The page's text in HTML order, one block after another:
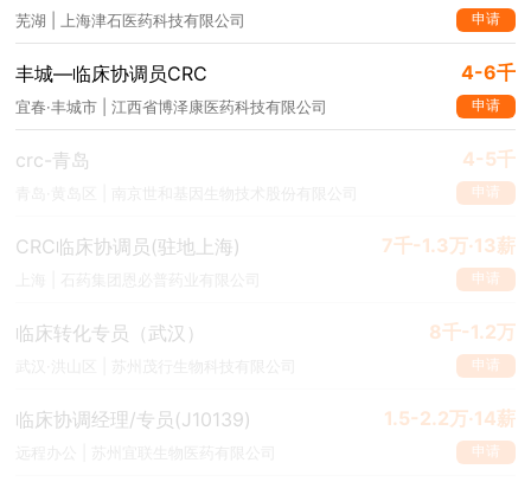
芜湖 | 上海津石医药科技有限公司 申请
丰城—临床协调员CRC 4-6千
宜春·丰城市 | 江西省博泽康医药科技有限公司 申请
crc-青岛 4-5千
申请
CRC临床协调员(驻地上海) 7千-1.3万·13薪
申请
临床转化专员（武汉） 8千-1.2万
申请
临床协调经理/专员(J10139) 1.5-2.2万·14薪
申请